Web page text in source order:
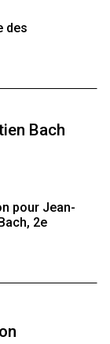
des
Bach
pour Jean-
2e